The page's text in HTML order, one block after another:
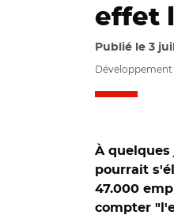
effet
Publié le 3
À
pourrait
47.000
compter